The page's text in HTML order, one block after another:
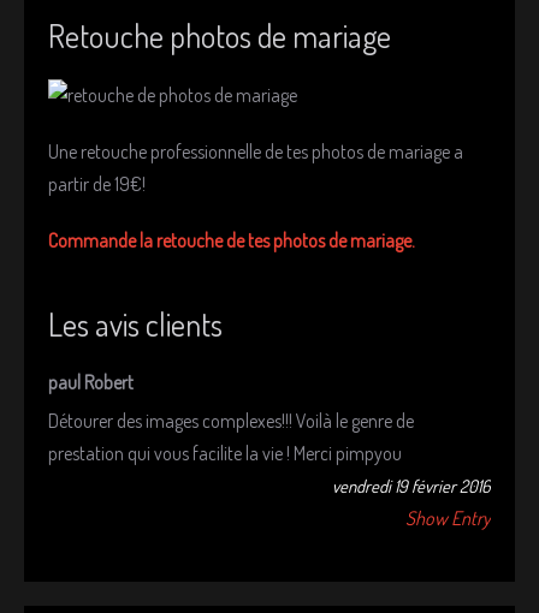
Retouche photos de mariage
Une retouche professionnelle de tes photos de mariage a
partir de 19€!
Commande la retouche de tes photos de mariage.
Les avis clients
paul Robert
Détourer des images complexes!!! Voilà le genre de
prestation qui vous facilite la vie ! Merci pimpyou
vendredi 19 février 2016
Show Entry